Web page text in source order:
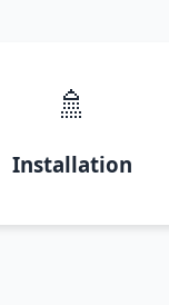
🚿
Installation